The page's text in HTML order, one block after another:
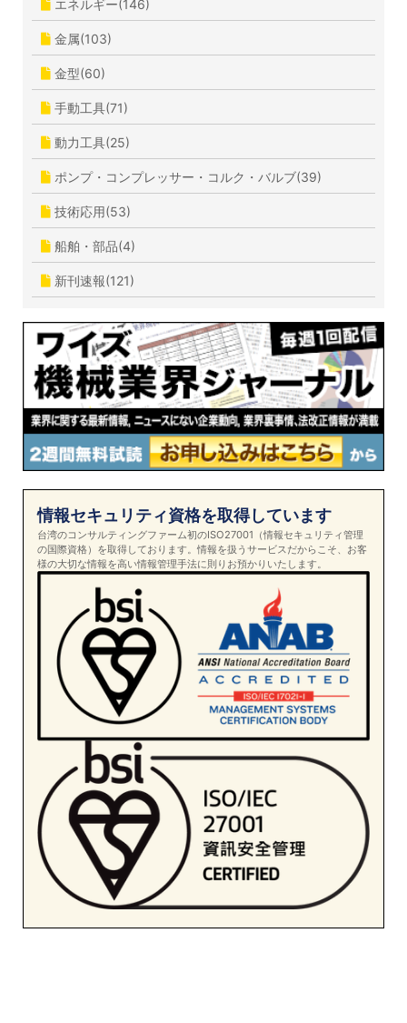
エネルギー(146)
金属(103)
金型(60)
手動工具(71)
動力工具(25)
ポンプ・コンプレッサー・コルク・バルブ(39)
技術応用(53)
船舶・部品(4)
新刊速報(121)
情報セキュリティ資格を取得しています
台湾のコンサルティングファーム初のISO27001（情報セキュリティ管理
の国際資格）を取得しております。情報を扱うサービスだからこそ、お客
様の大切な情報を高い情報管理手法に則りお預かりいたします。